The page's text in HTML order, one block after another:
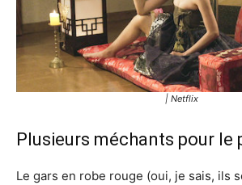
| Netflix
Plusieurs méchants pour le
Le gars en robe rouge (oui, je sais, ils